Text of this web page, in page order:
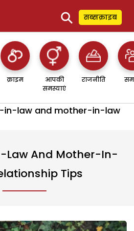
⚲ सब्सक्राइब
क्राइम
आपकी
समस्याएं
राजनीति
in-law and mother-in-law
Law And Mother-In-
Tips